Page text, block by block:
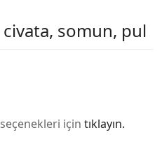
civata, somun, pul
için tıklayın.